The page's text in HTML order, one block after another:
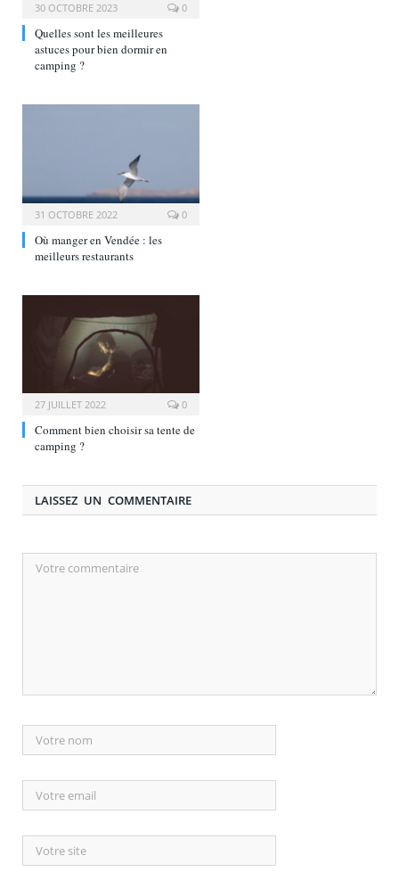
30 OCTOBRE 2023 0
Quelles sont les meilleures
astuces pour bien dormir en
camping ?
31 OCTOBRE 2022 0
Où manger en Vendée : les
meilleurs restaurants
27 JUILLET 2022 0
Comment bien choisir sa tente de
camping ?
LAISSEZ UN COMMENTAIRE